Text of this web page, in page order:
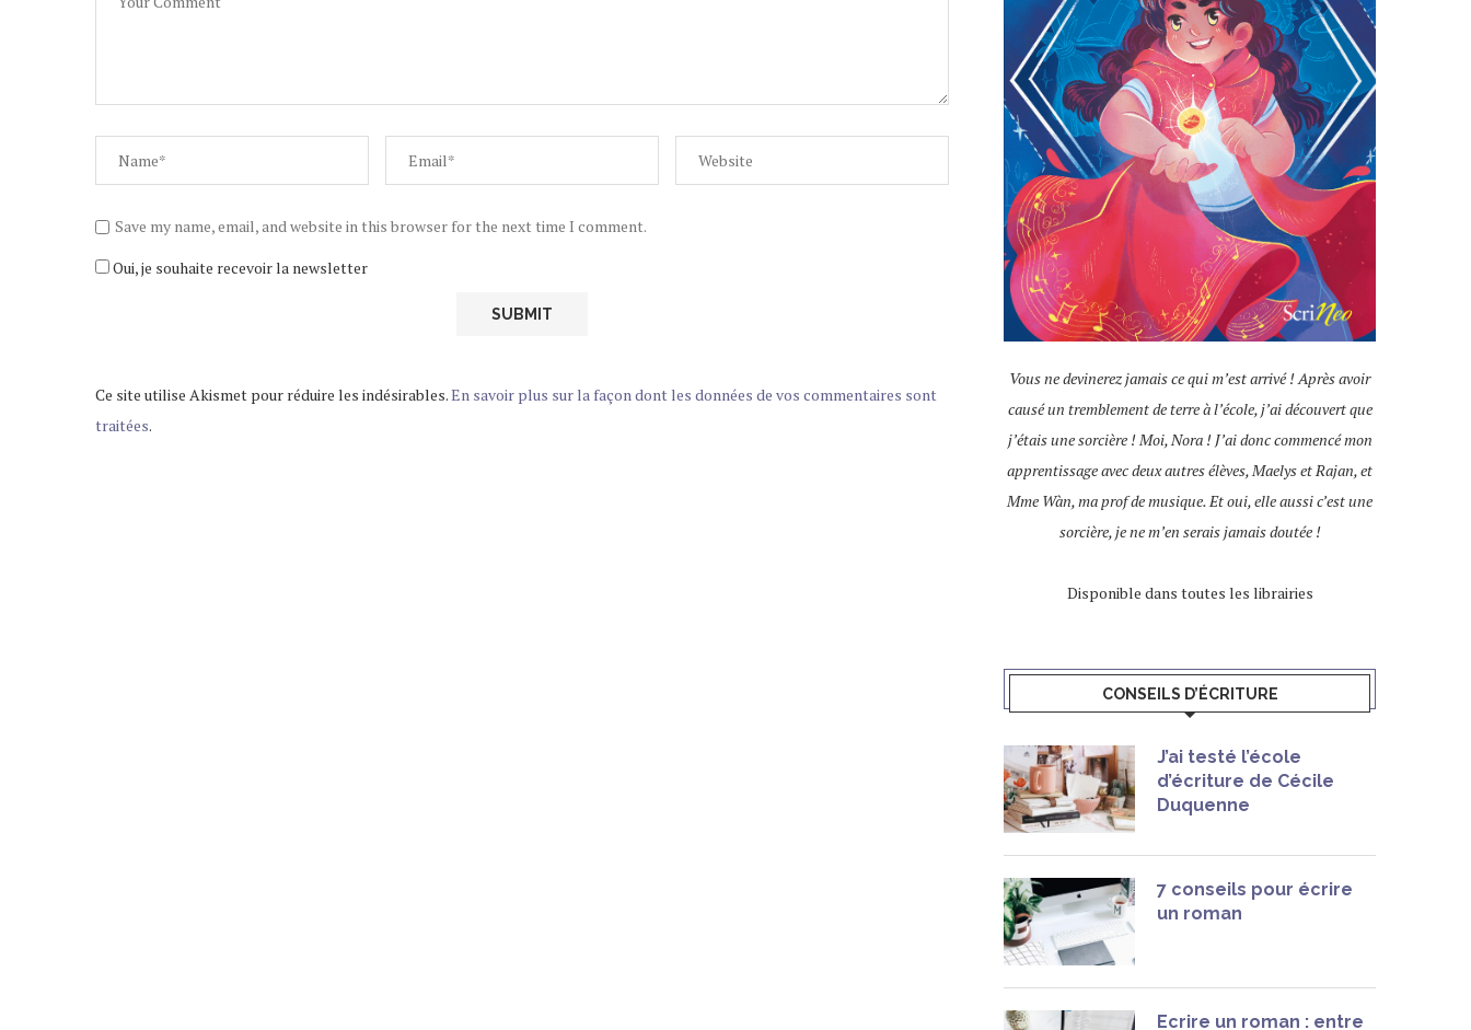
Save my name, email, and website in this browser for the next time I comment.
Oui, je souhaite recevoir la newsletter
Ce site utilise Akismet pour réduire les indésirables.En savoir plus sur la façon dont les données de vos commentaires sont
traitées.
Vous ne devinerez jamais ce qui m’est arrivé ! Après avoir
causé un tremblement de terre à l’école, j’ai découvert que
j’étais une sorcière ! Moi, Nora ! J’ai donc commencé mon
apprentissage avec deux autres élèves, Maelys et Rajan, et
Mme Wàn, ma prof de musique. Et oui, elle aussi c’est une
sorcière, je ne m’en serais jamais doutée !
Disponible dans toutes les librairies
CONSEILS D’ÉCRITURE
J’ai testé l’école
d’écriture de Cécile
Duquenne
7 conseils pour écrire
un roman
Ecrire un roman : entre